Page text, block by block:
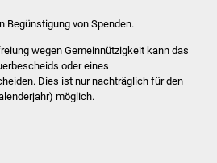
Formulare
Bürgerinfos
Begünstigung von Spenden.
wegen Gemeinnützigkeit kann das
oder eines
Dies ist nur nachträglich für den
möglich.